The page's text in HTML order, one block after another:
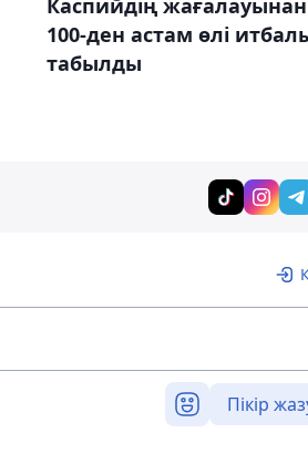
Каспийдің жағалауынан
100-ден астам өлі
табылды
Пікір